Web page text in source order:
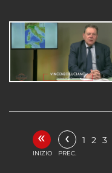
«
INIZIO
‹
PREC.
1 2 3